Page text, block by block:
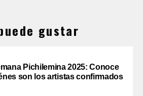
gustar
Pichilemina 2025: Conoce
son los artistas confirmados